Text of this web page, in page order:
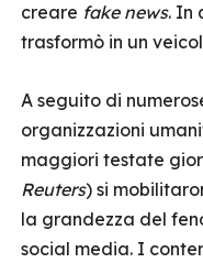
creare fake news. In
trasformò in un
A seguito di
organizzazioni
maggiori testate
Reuters) si
la grandezza del
social media. I